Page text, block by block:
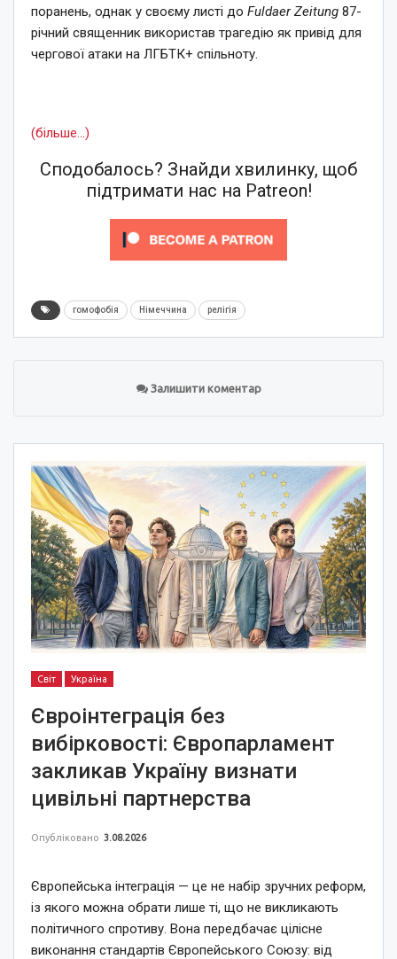
поранень, однак у своєму листі до Fuldaer Zeitung 87-
річний священник використав трагедію як привід для
чергової атаки на ЛГБТК+ спільноту.
(більше…)
Сподобалось? Знайди хвилинку, щоб
підтримати нас на Patreon!
гомофобія Німеччина релігія
Залишити коментар
Світ Україна
Євроінтеграція без
вибірковості: Європарламент
закликав Україну визнати
цивільні партнерства
Опубліковано 3.08.2026
Європейська інтеграція — це не набір зручних реформ,
із якого можна обрати лише ті, що не викликають
політичного спротиву. Вона передбачає цілісне
виконання стандартів Європейського Союзу: від